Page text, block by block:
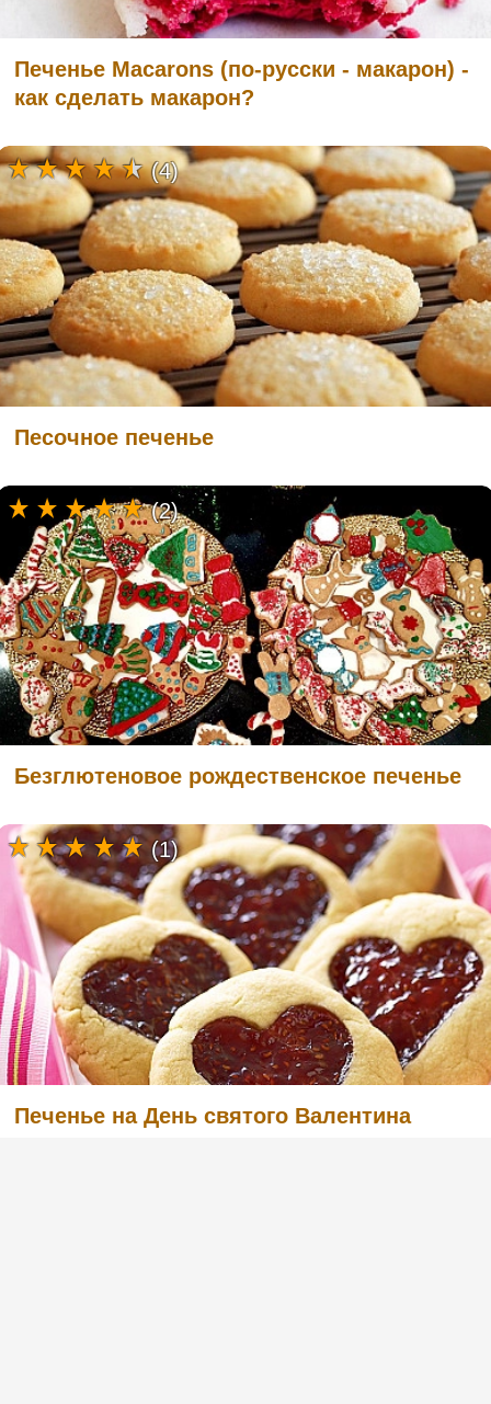
Печенье Macarons (по-русски - макарон) -
как сделать макарон?
Песочное печенье
(4)
Безглютеновое рождественское печенье
(2)
Печенье на День святого Валентина
(1)